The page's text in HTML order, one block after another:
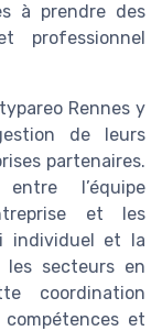
à prendre des
professionnel
Rennes y
de leurs
partenaires.
l’équipe
et les
individuel et la
les secteurs en
coordination
et